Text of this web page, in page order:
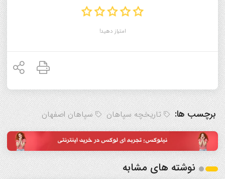
امتیاز دهید!
برچسب ها: تاریخچه سپاهان سپاهان اصفهان
نوشته های مشابه